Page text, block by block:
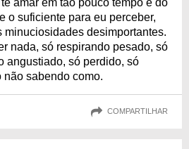
o suficiente para eu perceber,
minuciosidades desimportantes.
nada, só respirando pesado, só
angustiado, só perdido, só
não sabendo como.
COMPARTILHAR